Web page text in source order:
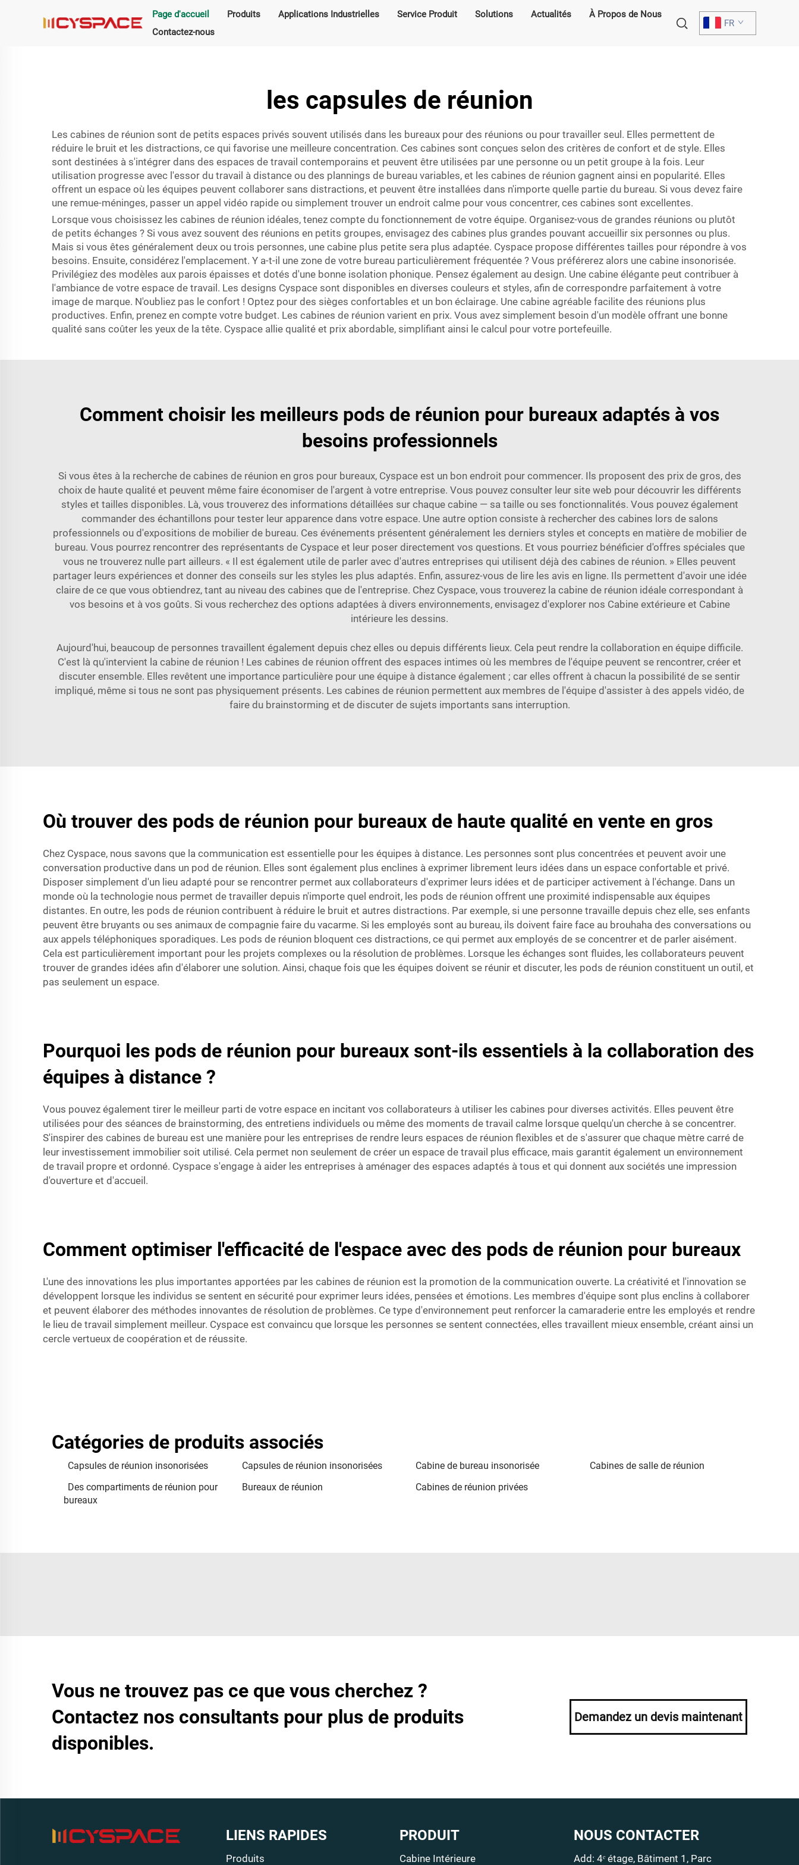
Page d'accueil Produits Applications Industrielles Service Produit Solutions Actualités
À Propos de Nous
Contactez-nous
FR
les capsules de réunion
Les cabines de réunion sont de petits espaces privés souvent utilisés dans les bureaux pour des réunions ou pour travailler seul. Elles permettent de
réduire le bruit et les distractions, ce qui favorise une meilleure concentration. Ces cabines sont conçues selon des critères de confort et de style. Elles
sont destinées à s'intégrer dans des espaces de travail contemporains et peuvent être utilisées par une personne ou un petit groupe à la fois. Leur
utilisation progresse avec l'essor du travail à distance ou des plannings de bureau variables, et les cabines de réunion gagnent ainsi en popularité. Elles
offrent un espace où les équipes peuvent collaborer sans distractions, et peuvent être installées dans n'importe quelle partie du bureau. Si vous devez faire
une remue-méninges, passer un appel vidéo rapide ou simplement trouver un endroit calme pour vous concentrer, ces cabines sont excellentes.
Lorsque vous choisissez les cabines de réunion idéales, tenez compte du fonctionnement de votre équipe. Organisez-vous de grandes réunions ou plutôt
de petits échanges ? Si vous avez souvent des réunions en petits groupes, envisagez des cabines plus grandes pouvant accueillir six personnes ou plus.
Mais si vous êtes généralement deux ou trois personnes, une cabine plus petite sera plus adaptée. Cyspace propose différentes tailles pour répondre à vos
besoins. Ensuite, considérez l'emplacement. Y a-t-il une zone de votre bureau particulièrement fréquentée ? Vous préférerez alors une cabine insonorisée.
Privilégiez des modèles aux parois épaisses et dotés d'une bonne isolation phonique. Pensez également au design. Une cabine élégante peut contribuer à
l'ambiance de votre espace de travail. Les designs Cyspace sont disponibles en diverses couleurs et styles, afin de correspondre parfaitement à votre
image de marque. N'oubliez pas le confort ! Optez pour des sièges confortables et un bon éclairage. Une cabine agréable facilite des réunions plus
productives. Enfin, prenez en compte votre budget. Les cabines de réunion varient en prix. Vous avez simplement besoin d'un modèle offrant une bonne
qualité sans coûter les yeux de la tête. Cyspace allie qualité et prix abordable, simplifiant ainsi le calcul pour votre portefeuille.
Comment choisir les meilleurs pods de réunion pour bureaux adaptés à vos
besoins professionnels
Si vous êtes à la recherche de cabines de réunion en gros pour bureaux, Cyspace est un bon endroit pour commencer. Ils proposent des prix de gros, des
choix de haute qualité et peuvent même faire économiser de l'argent à votre entreprise. Vous pouvez consulter leur site web pour découvrir les différents
styles et tailles disponibles. Là, vous trouverez des informations détaillées sur chaque cabine — sa taille ou ses fonctionnalités. Vous pouvez également
commander des échantillons pour tester leur apparence dans votre espace. Une autre option consiste à rechercher des cabines lors de salons
professionnels ou d'expositions de mobilier de bureau. Ces événements présentent généralement les derniers styles et concepts en matière de mobilier de
bureau. Vous pourrez rencontrer des représentants de Cyspace et leur poser directement vos questions. Et vous pourriez bénéficier d'offres spéciales que
vous ne trouverez nulle part ailleurs. « Il est également utile de parler avec d'autres entreprises qui utilisent déjà des cabines de réunion. » Elles peuvent
partager leurs expériences et donner des conseils sur les styles les plus adaptés. Enfin, assurez-vous de lire les avis en ligne. Ils permettent d'avoir une idée
claire de ce que vous obtiendrez, tant au niveau des cabines que de l'entreprise. Chez Cyspace, vous trouverez la cabine de réunion idéale correspondant à
vos besoins et à vos goûts. Si vous recherchez des options adaptées à divers environnements, envisagez d'explorer nos Cabine extérieure et Cabine
intérieure les dessins.
Aujourd'hui, beaucoup de personnes travaillent également depuis chez elles ou depuis différents lieux. Cela peut rendre la collaboration en équipe difficile.
C'est là qu'intervient la cabine de réunion ! Les cabines de réunion offrent des espaces intimes où les membres de l'équipe peuvent se rencontrer, créer et
discuter ensemble. Elles revêtent une importance particulière pour une équipe à distance également ; car elles offrent à chacun la possibilité de se sentir
impliqué, même si tous ne sont pas physiquement présents. Les cabines de réunion permettent aux membres de l'équipe d'assister à des appels vidéo, de
faire du brainstorming et de discuter de sujets importants sans interruption.
Où trouver des pods de réunion pour bureaux de haute qualité en vente en gros
Chez Cyspace, nous savons que la communication est essentielle pour les équipes à distance. Les personnes sont plus concentrées et peuvent avoir une
conversation productive dans un pod de réunion. Elles sont également plus enclines à exprimer librement leurs idées dans un espace confortable et privé.
Disposer simplement d'un lieu adapté pour se rencontrer permet aux collaborateurs d'exprimer leurs idées et de participer activement à l'échange. Dans un
monde où la technologie nous permet de travailler depuis n'importe quel endroit, les pods de réunion offrent une proximité indispensable aux équipes
distantes. En outre, les pods de réunion contribuent à réduire le bruit et autres distractions. Par exemple, si une personne travaille depuis chez elle, ses enfants
peuvent être bruyants ou ses animaux de compagnie faire du vacarme. Si les employés sont au bureau, ils doivent faire face au brouhaha des conversations ou
aux appels téléphoniques sporadiques. Les pods de réunion bloquent ces distractions, ce qui permet aux employés de se concentrer et de parler aisément.
Cela est particulièrement important pour les projets complexes ou la résolution de problèmes. Lorsque les échanges sont fluides, les collaborateurs peuvent
trouver de grandes idées afin d'élaborer une solution. Ainsi, chaque fois que les équipes doivent se réunir et discuter, les pods de réunion constituent un outil, et
pas seulement un espace.
Pourquoi les pods de réunion pour bureaux sont-ils essentiels à la collaboration des
équipes à distance ?
Vous pouvez également tirer le meilleur parti de votre espace en incitant vos collaborateurs à utiliser les cabines pour diverses activités. Elles peuvent être
utilisées pour des séances de brainstorming, des entretiens individuels ou même des moments de travail calme lorsque quelqu'un cherche à se concentrer.
S'inspirer des cabines de bureau est une manière pour les entreprises de rendre leurs espaces de réunion flexibles et de s'assurer que chaque mètre carré de
leur investissement immobilier soit utilisé. Cela permet non seulement de créer un espace de travail plus efficace, mais garantit également un environnement
de travail propre et ordonné. Cyspace s'engage à aider les entreprises à aménager des espaces adaptés à tous et qui donnent aux sociétés une impression
d'ouverture et d'accueil.
Comment optimiser l'efficacité de l'espace avec des pods de réunion pour bureaux
L'une des innovations les plus importantes apportées par les cabines de réunion est la promotion de la communication ouverte. La créativité et l'innovation se
développent lorsque les individus se sentent en sécurité pour exprimer leurs idées, pensées et émotions. Les membres d'équipe sont plus enclins à collaborer
et peuvent élaborer des méthodes innovantes de résolution de problèmes. Ce type d'environnement peut renforcer la camaraderie entre les employés et rendre
le lieu de travail simplement meilleur. Cyspace est convaincu que lorsque les personnes se sentent connectées, elles travaillent mieux ensemble, créant ainsi un
cercle vertueux de coopération et de réussite.
Catégories de produits associés
Capsules de réunion insonorisées Capsules de réunion insonorisées Cabine de bureau insonorisée
Cabines de salle de réunion
Des compartiments de réunion pour
bureaux
Bureaux de réunion Cabines de réunion privées
Vous ne trouvez pas ce que vous cherchez ?
Contactez nos consultants pour plus de produits
disponibles.
Demandez un devis maintenant
LIENS RAPIDES
Produits
PRODUIT
Cabine Intérieure
NOUS CONTACTER
Add: 4ᵉ étage, Bâtiment 1, Parc